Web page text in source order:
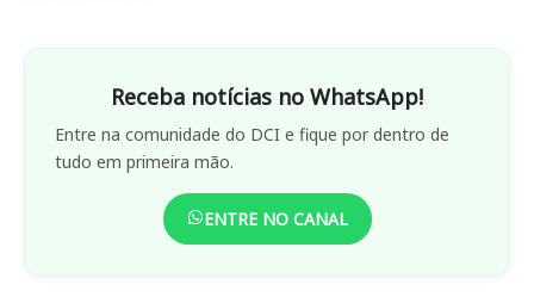
Receba notícias no WhatsApp!
Entre na comunidade do DCI e fique por dentro de
tudo em primeira mão.
ENTRE NO CANAL